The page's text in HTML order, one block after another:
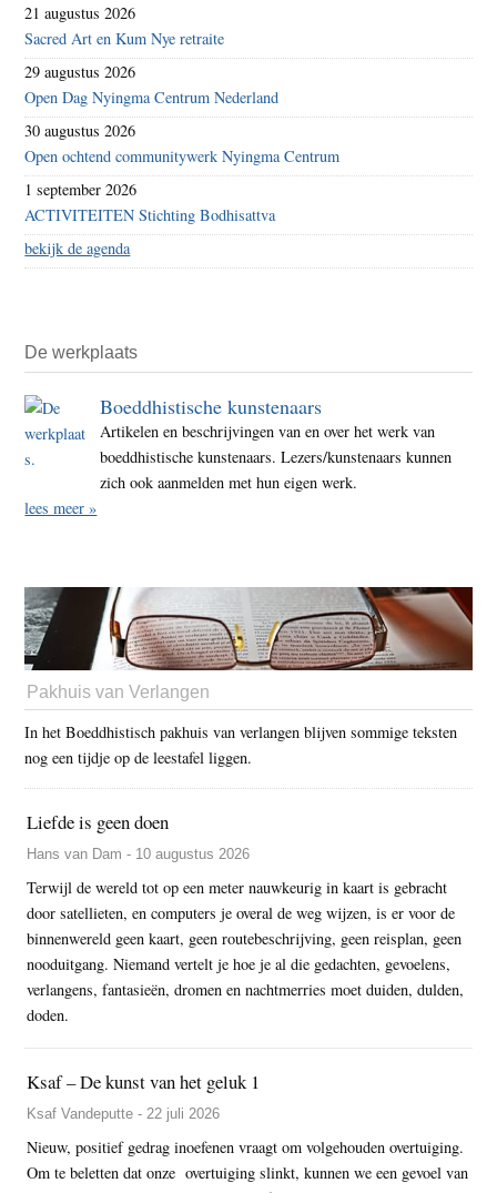
21 augustus 2026
Sacred Art en Kum Nye retraite
29 augustus 2026
Open Dag Nyingma Centrum Nederland
30 augustus 2026
Open ochtend communitywerk Nyingma Centrum
1 september 2026
ACTIVITEITEN Stichting Bodhisattva
bekijk de agenda
De werkplaats
Boeddhistische kunstenaars
Artikelen en beschrijvingen van en over het werk van
boeddhistische kunstenaars. Lezers/kunstenaars kunnen
zich ook aanmelden met hun eigen werk.
lees meer »
Pakhuis van Verlangen
In het Boeddhistisch pakhuis van verlangen blijven sommige teksten
nog een tijdje op de leestafel liggen.
Liefde is geen doen
Hans van Dam - 10 augustus 2026
Terwijl de wereld tot op een meter nauwkeurig in kaart is gebracht
door satellieten, en computers je overal de weg wijzen, is er voor de
binnenwereld geen kaart, geen routebeschrijving, geen reisplan, geen
nooduitgang. Niemand vertelt je hoe je al die gedachten, gevoelens,
verlangens, fantasieën, dromen en nachtmerries moet duiden, dulden,
doden.
Ksaf – De kunst van het geluk 1
Ksaf Vandeputte - 22 juli 2026
Nieuw, positief gedrag inoefenen vraagt om volgehouden overtuiging.
Om te beletten dat onze overtuiging slinkt, kunnen we een gevoel van